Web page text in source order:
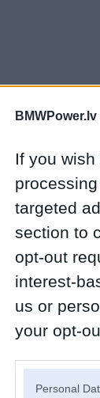
BMWPower.lv
If you
targeted
section to
opt-out
interest-
us or
your opt-
Personal